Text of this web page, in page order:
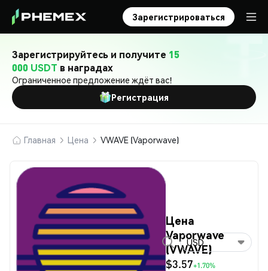
Зарегистрироваться
Зарегистрируйтесь и получите 15
000 USDT в наградах
Ограниченное предложение ждёт вас!
Регистрация
Главная Цена VWAVE (Vaporwave)
Цена
Vaporwave
(VWAVE)
$3.57+1.70%
USD